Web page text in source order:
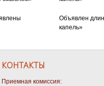
Объявлен
капель»
КОНТАКТЫ
Приемная комиссия: